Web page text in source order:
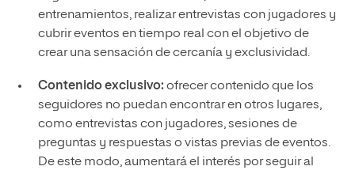
entrenamientos, realizar entrevistas con jugadores y
cubrir eventos en tiempo real con el objetivo de
crear una sensación de cercanía y exclusividad.
Contenido exclusivo: ofrecer contenido que los
seguidores no puedan encontrar en otros lugares,
como entrevistas con jugadores, sesiones de
preguntas y respuestas o vistas previas de eventos.
De este modo, aumentará el interés por seguir al